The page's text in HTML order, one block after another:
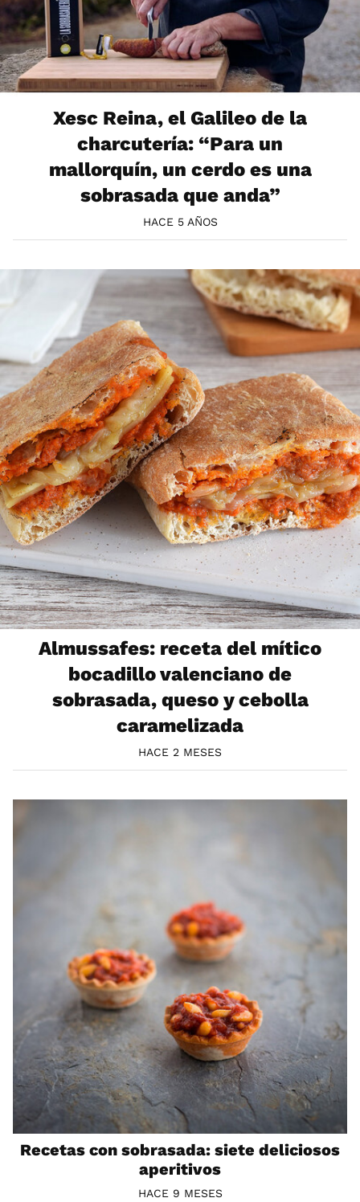
Xesc Reina, el Galileo de la
charcutería: “Para un
mallorquín, un cerdo es una
sobrasada que anda”
HACE 5 AÑOS
Almussafes: receta del mítico
bocadillo valenciano de
sobrasada, queso y cebolla
caramelizada
HACE 2 MESES
Recetas con sobrasada: siete deliciosos
aperitivos
HACE 9 MESES